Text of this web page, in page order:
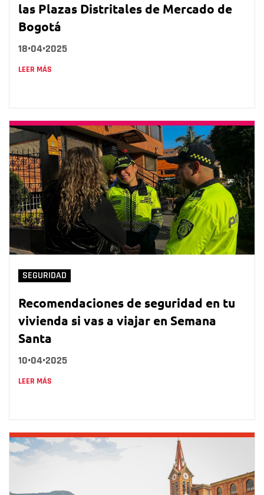
las Plazas Distritales de Mercado de
Bogotá
18•04•2025
LEER MÁS
SEGURIDAD
Recomendaciones de seguridad en tu
vivienda si vas a viajar en Semana
Santa
10•04•2025
LEER MÁS